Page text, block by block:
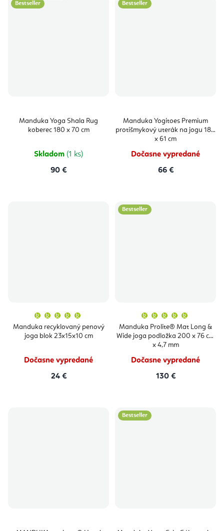
Bestseller
Manduka Yoga Shala Rug
koberec 180 x 70 cm
Skladom (1 ks)
90 €
Bestseller
Manduka Yogitoes Premium
protišmykový uterák na jogu 180
x 61 cm
Dočasne vypredané
66 €
Manduka recyklovaný penový
joga blok 23x15x10 cm
produktu
je
5,0
hviezdičiek.
Dočasne vypredané
24 €
Bestseller
Manduka Prolite® Mat Long &
Wide joga podložka 200 x 76 cm
x 4,7 mm
produktu
je
5,0
Dočasne vypredané
130 €
Bestseller